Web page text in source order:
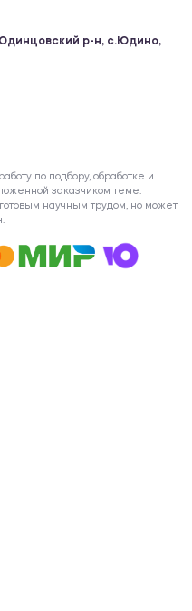
Одинцовский р-н, с.Юдино,
по подбору, обработке и
заказчиком теме.
научным трудом, но может